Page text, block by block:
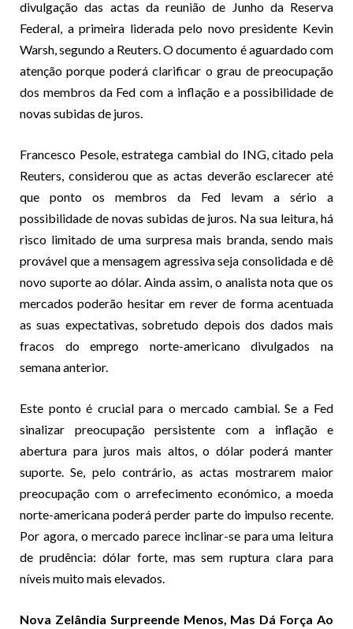
divulgação das actas da reunião de Junho da Reserva
Federal, a primeira liderada pelo novo presidente Kevin
Warsh, segundo a Reuters. O documento é aguardado com
atenção porque poderá clarificar o grau de preocupação
dos membros da Fed com a inflação e a possibilidade de
novas subidas de juros.
Francesco Pesole, estratega cambial do ING, citado pela
Reuters, considerou que as actas deverão esclarecer até
que ponto os membros da Fed levam a sério a
possibilidade de novas subidas de juros. Na sua leitura, há
risco limitado de uma surpresa mais branda, sendo mais
provável que a mensagem agressiva seja consolidada e dê
novo suporte ao dólar. Ainda assim, o analista nota que os
mercados poderão hesitar em rever de forma acentuada
as suas expectativas, sobretudo depois dos dados mais
fracos do emprego norte-americano divulgados na
semana anterior.
Este ponto é crucial para o mercado cambial. Se a Fed
sinalizar preocupação persistente com a inflação e
abertura para juros mais altos, o dólar poderá manter
suporte. Se, pelo contrário, as actas mostrarem maior
preocupação com o arrefecimento económico, a moeda
norte-americana poderá perder parte do impulso recente.
Por agora, o mercado parece inclinar-se para uma leitura
de prudência: dólar forte, mas sem ruptura clara para
níveis muito mais elevados.
Nova Zelândia Surpreende Menos, Mas Dá Força Ao